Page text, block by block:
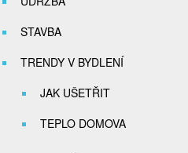
STAVBA
TRENDY V BYDLENÍ
JAK UŠETŘIT
TEPLO DOMOVA